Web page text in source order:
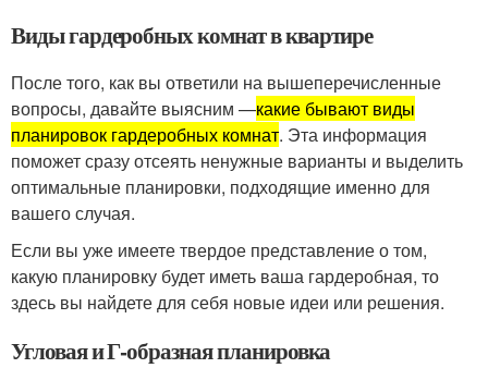
Виды гардеробных комнат в квартире
После того, как вы ответили на вышеперечисленные
вопросы, давайте выясним —какие бывают виды
планировок гардеробных комнат. Эта информация
поможет сразу отсеять ненужные варианты и выделить
оптимальные планировки, подходящие именно для
вашего случая.
Если вы уже имеете твердое представление о том,
какую планировку будет иметь ваша гардеробная, то
здесь вы найдете для себя новые идеи или решения.
Угловая и Г-образная планировка